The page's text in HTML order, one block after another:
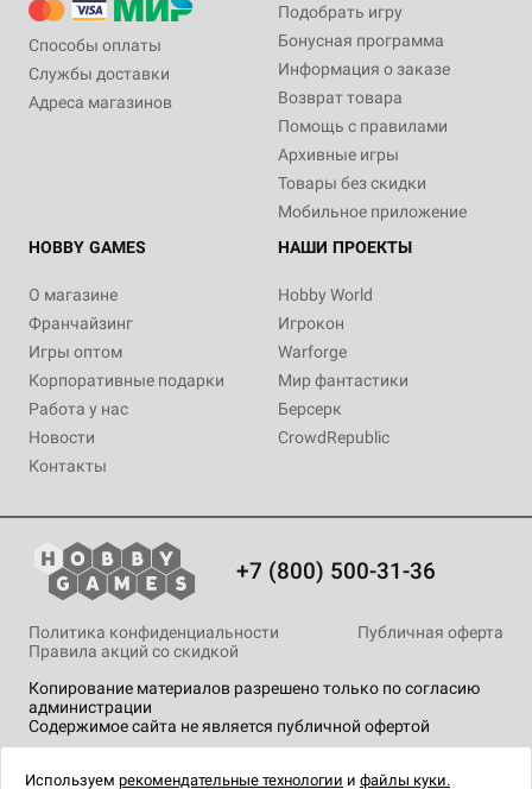
Способы оплаты
Службы доставки
Адреса магазинов
Подобрать игру
Бонусная программа
Информация о заказе
Возврат товара
Помощь с правилами
Архивные игры
Товары без скидки
Мобильное приложение
HOBBY GAMES
О магазине
Франчайзинг
Игры оптом
Корпоративные подарки
Работа у нас
Новости
Контакты
НАШИ ПРОЕКТЫ
Hobby World
Игрокон
Warforge
Мир фантастики
Берсерк
CrowdRepublic
+7 (800) 500-31-36
Копирование материалов разрешено только по согласию
администрации
Содержимое сайта не является публичной офертой
Политика конфиденциальности
Публичная оферта
Правила акций со скидкой
технологии .
Используем рекомендательные технологии и файлы куки.